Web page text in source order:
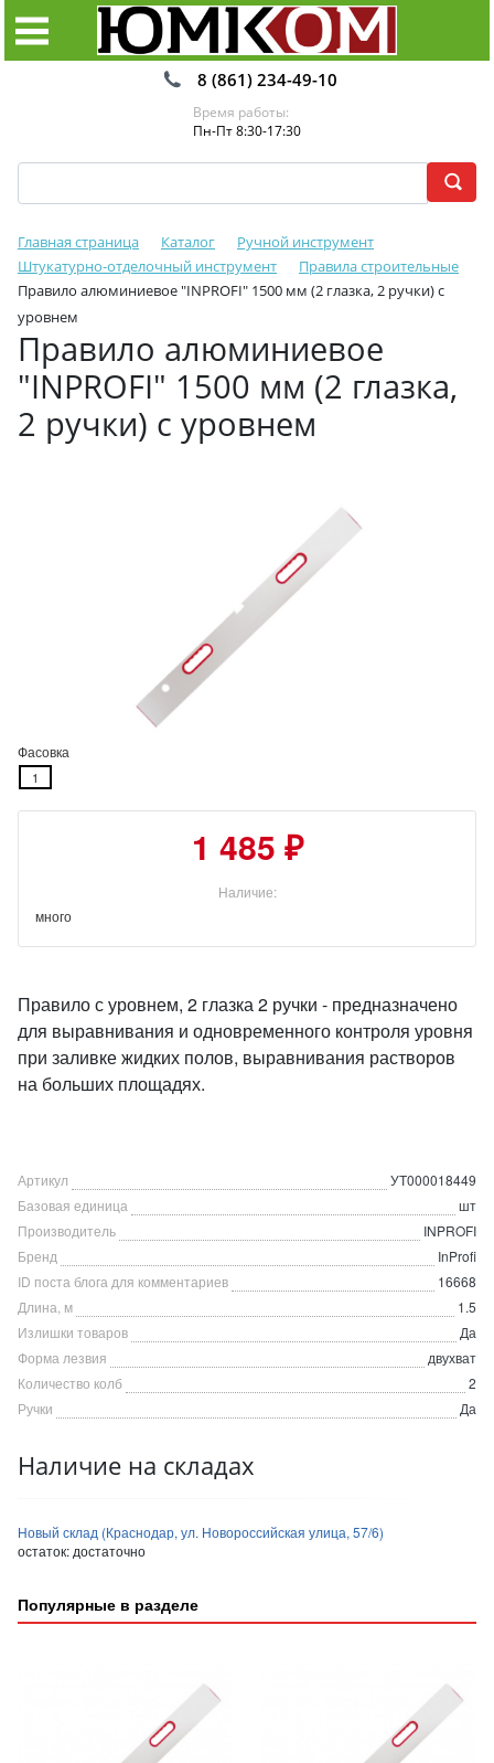
8 (861) 234-49-10
Время работы:
Пн-Пт 8:30-17:30
Главная страница Каталог
Ручной инструмент
Штукатурно-отделочный инструмент
Правила строительные
Правило алюминиевое "INPROFI" 1500 мм (2 глазка, 2 ручки) с
уровнем
Правило алюминиевое
"INPROFI" 1500 мм (2 глазка,
2 ручки) с уровнем
Фасовка
1
1 485 ₽
Наличие:
много
Правило с уровнем, 2 глазка 2 ручки - предназначено
для выравнивания и одновременного контроля уровня
при заливке жидких полов, выравнивания растворов
на больших площадях.
Артикул
УТ000018449
Базовая единица
шт
Производитель
INPROFI
Бренд
InProfi
ID поста блога для комментариев
16668
Длина, м
1.5
Излишки товаров
Да
Форма лезвия
двухват
Количество колб
2
Ручки
Да
Наличие на складах
Новый склад (Краснодар, ул. Новороссийская улица, 57/6)
остаток: достаточно
Популярные в разделе